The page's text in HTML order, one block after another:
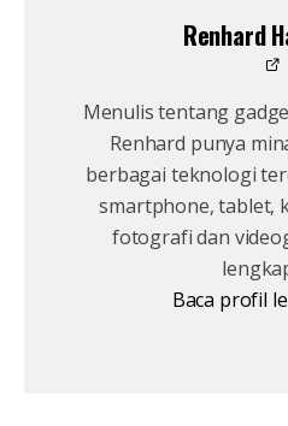
Renhard
Menulis tentang
Renhard punya
berbagai teknologi
smartphone, tablet,
fotografi dan
Baca profil